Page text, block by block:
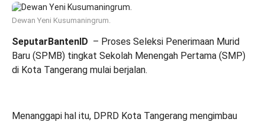
Dewan Yeni Kusumaningrum.
SeputarBantenID – Proses Seleksi Penerimaan Murid
Baru (SPMB) tingkat Sekolah Menengah Pertama (SMP)
di Kota Tangerang mulai berjalan.
Menanggapi hal itu, DPRD Kota Tangerang mengimbau